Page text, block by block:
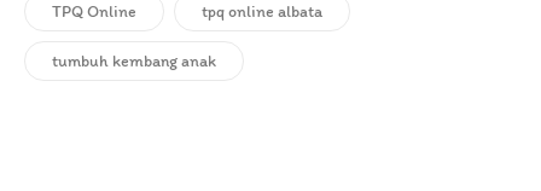
TPQ Online tpq online albata
tumbuh kembang anak